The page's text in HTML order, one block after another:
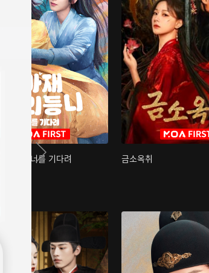
등니 : 너를 기다려 금소옥취